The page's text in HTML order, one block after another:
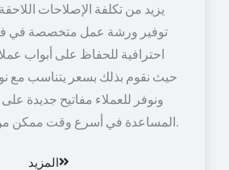
يزيد من تكلفة الإصلاحات
توفير ورشة عمل متخصصة في
احترافية للحفاظ على أبواب
حيث نقوم بذلك بسعر يتناسب مع
ونوفر للعملاء مفاتيح جديدة على
المساعدة في أسرع وقت ممكن من قبل الفنيين لدينا.
المزيد